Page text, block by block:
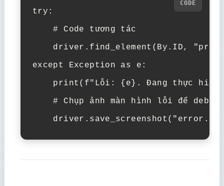
try:
    # Code tương tác
driver.find_element(By.ID,
except Exception as e:
print(f"Lỗi: {e}. Đang thực hiện
# Chụp ảnh màn hình lỗi để debug